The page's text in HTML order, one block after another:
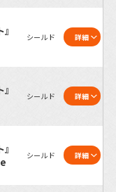
シールド 詳細
シールド 詳細
シールド 詳細